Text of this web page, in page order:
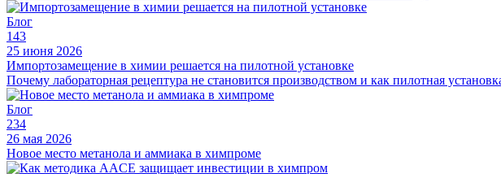
Блог
143
25 июня 2026
Импортозамещение в химии решается на пилотной установке
Почему лабораторная рецептура не становится производством и как пилотная
Блог
234
26 мая 2026
Новое место метанола и аммиака в химпроме